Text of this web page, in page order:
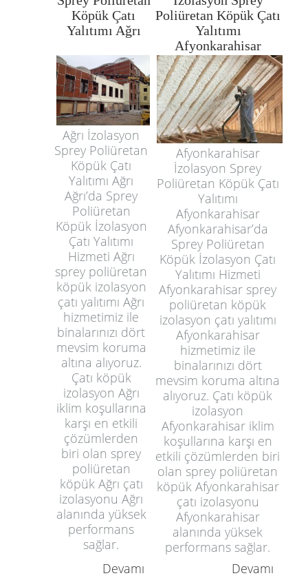
Köpük Çatı
Yalıtımı Ağrı
Poliüretan Köpük Çatı
Yalıtımı
Afyonkarahisar
Ağrı İzolasyon
Sprey Poliüretan
Köpük Çatı
Yalıtımı Ağrı
Ağrı’da Sprey
Poliüretan
Köpük İzolasyon
Çatı Yalıtımı
Hizmeti Ağrı
sprey poliüretan
köpük izolasyon
çatı yalıtımı Ağrı
hizmetimiz ile
binalarınızı dört
mevsim koruma
altına alıyoruz.
Çatı köpük
izolasyon Ağrı
iklim koşullarına
karşı en etkili
çözümlerden
biri olan sprey
poliüretan
köpük Ağrı çatı
izolasyonu Ağrı
alanında yüksek
performans
sağlar.
Afyonkarahisar
İzolasyon Sprey
Poliüretan Köpük Çatı
Yalıtımı
Afyonkarahisar
Afyonkarahisar’da
Sprey Poliüretan
Köpük İzolasyon Çatı
Yalıtımı Hizmeti
Afyonkarahisar sprey
poliüretan köpük
izolasyon çatı yalıtımı
Afyonkarahisar
hizmetimiz ile
binalarınızı dört
mevsim koruma altına
alıyoruz. Çatı köpük
izolasyon
Afyonkarahisar iklim
koşullarına karşı en
etkili çözümlerden biri
olan sprey poliüretan
köpük Afyonkarahisar
çatı izolasyonu
Afyonkarahisar
alanında yüksek
performans sağlar.
Devamı
Devamı